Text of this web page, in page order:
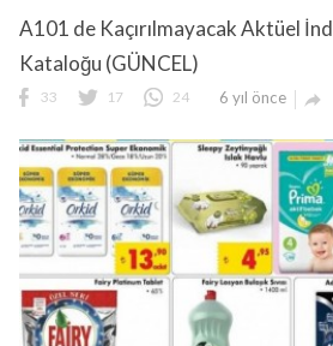
A101 de Kaçırılmayacak Aktüel
Kataloğu (GÜNCEL)
33 17 24 6 yıl önce 